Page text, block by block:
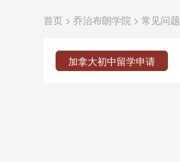
首页 > 乔治布朗学院 > 常见问题
加拿大初中留学申请